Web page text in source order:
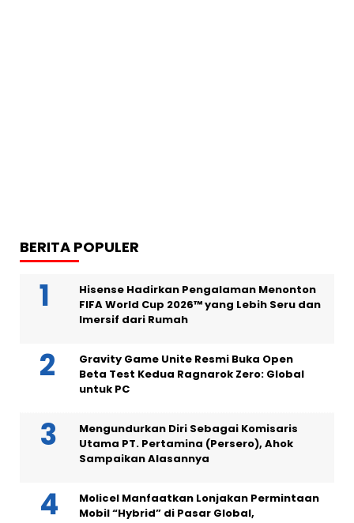
BERITA POPULER
Hisense Hadirkan Pengalaman Menonton
FIFA World Cup 2026™ yang Lebih Seru dan
Imersif dari Rumah
Gravity Game Unite Resmi Buka Open
Beta Test Kedua Ragnarok Zero: Global
untuk PC
Mengundurkan Diri Sebagai Komisaris
Utama PT. Pertamina (Persero), Ahok
Sampaikan Alasannya
Molicel Manfaatkan Lonjakan Permintaan
Mobil “Hybrid” di Pasar Global,